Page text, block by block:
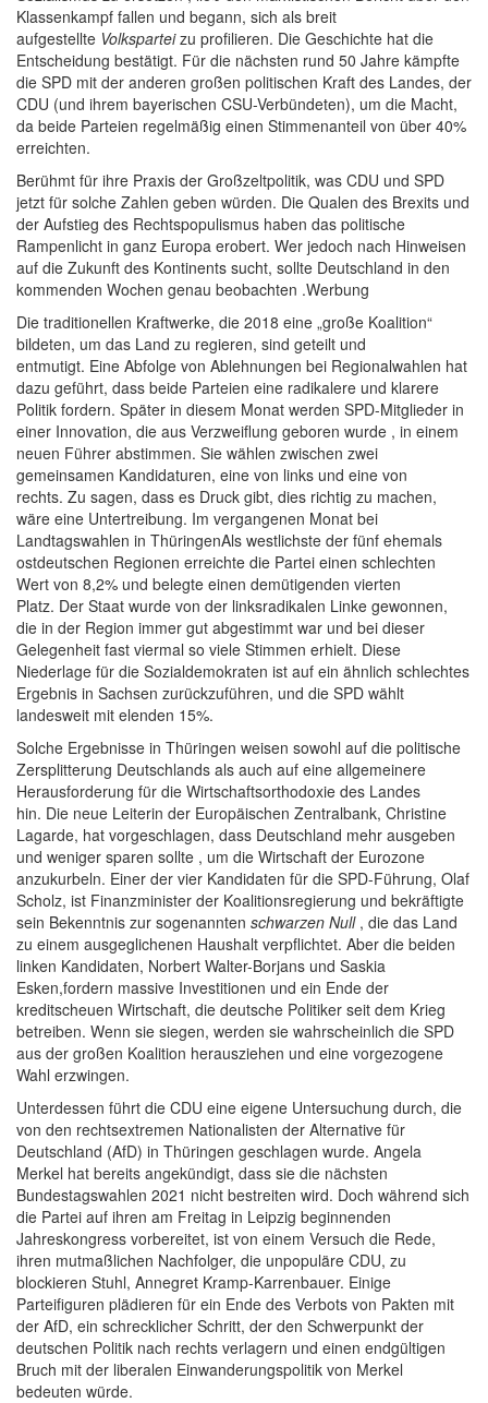
Klassenkampf fallen und begann, sich als breit
aufgestellte Volksparteizu profilieren. Die Geschichte hat die
Entscheidung bestätigt. Für die nächsten rund 50 Jahre kämpfte
die SPD mit der anderen großen politischen Kraft des Landes, der
CDU (und ihrem bayerischen CSU-Verbündeten), um die Macht,
da beide Parteien regelmäßig einen Stimmenanteil von über 40%
erreichten.
Berühmt für ihre Praxis der Großzeltpolitik, was CDU und SPD
jetzt für solche Zahlen geben würden. Die Qualen des Brexits und
der Aufstieg des Rechtspopulismus haben das politische
Rampenlicht in ganz Europa erobert. Wer jedoch nach Hinweisen
auf die Zukunft des Kontinents sucht, sollte Deutschland in den
kommenden Wochen genau beobachten .Werbung
Die traditionellen Kraftwerke, die 2018 eine „große Koalition“
bildeten, um das Land zu regieren, sind geteilt und
entmutigt. Eine Abfolge von Ablehnungen bei Regionalwahlen hat
dazu geführt, dass beide Parteien eine radikalere und klarere
Politik fordern. Später in diesem Monat werden SPD-Mitglieder in
einer Innovation, die aus Verzweiflung geboren wurde , in einem
neuen Führer abstimmen. Sie wählen zwischen zwei
gemeinsamen Kandidaturen, eine von links und eine von
rechts. Zu sagen, dass es Druck gibt, dies richtig zu machen,
wäre eine Untertreibung. Im vergangenen Monat bei
Landtagswahlen in ThüringenAls westlichste der fünf ehemals
ostdeutschen Regionen erreichte die Partei einen schlechten
Wert von 8,2% und belegte einen demütigenden vierten
Platz. Der Staat wurde von der linksradikalen Linke gewonnen,
die in der Region immer gut abgestimmt war und bei dieser
Gelegenheit fast viermal so viele Stimmen erhielt. Diese
Niederlage für die Sozialdemokraten ist auf ein ähnlich schlechtes
Ergebnis in Sachsen zurückzuführen, und die SPD wählt
landesweit mit elenden 15%.
Solche Ergebnisse in Thüringen weisen sowohl auf die politische
Zersplitterung Deutschlands als auch auf eine allgemeinere
Herausforderung für die Wirtschaftsorthodoxie des Landes
hin. Die neue Leiterin der Europäischen Zentralbank, Christine
Lagarde, hat vorgeschlagen, dass Deutschland mehr ausgeben
und weniger sparen sollte , um die Wirtschaft der Eurozone
anzukurbeln. Einer der vier Kandidaten für die SPD-Führung, Olaf
Scholz, ist Finanzminister der Koalitionsregierung und bekräftigte
sein Bekenntnis zur sogenannten schwarzen Null, die das Land
zu einem ausgeglichenen Haushalt verpflichtet. Aber die beiden
linken Kandidaten, Norbert Walter-Borjans und Saskia
Esken,fordern massive Investitionen und ein Ende der
kreditscheuen Wirtschaft, die deutsche Politiker seit dem Krieg
betreiben. Wenn sie siegen, werden sie wahrscheinlich die SPD
aus der großen Koalition herausziehen und eine vorgezogene
Wahl erzwingen.
Unterdessen führt die CDU eine eigene Untersuchung durch, die
von den rechtsextremen Nationalisten der Alternative für
Deutschland (AfD) in Thüringen geschlagen wurde. Angela
Merkel hat bereits angekündigt, dass sie die nächsten
Bundestagswahlen 2021 nicht bestreiten wird. Doch während sich
die Partei auf ihren am Freitag in Leipzig beginnenden
Jahreskongress vorbereitet, ist von einem Versuch die Rede,
ihren mutmaßlichen Nachfolger, die unpopuläre CDU, zu
blockieren Stuhl, Annegret Kramp-Karrenbauer. Einige
Parteifiguren plädieren für ein Ende des Verbots von Pakten mit
der AfD, ein schrecklicher Schritt, der den Schwerpunkt der
deutschen Politik nach rechts verlagern und einen endgültigen
Bruch mit der liberalen Einwanderungspolitik von Merkel
bedeuten würde.